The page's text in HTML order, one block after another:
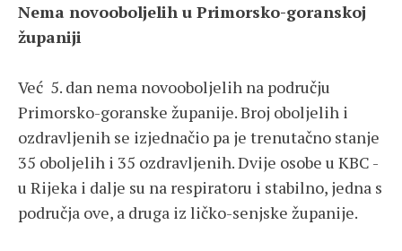
Nema novooboljelih u Primorsko-goranskoj
županiji
Već 5. dan nema novooboljelih na području
Primorsko-goranske županije. Broj oboljelih i
ozdravljenih se izjednačio pa je trenutačno stanje
35 oboljelih i 35 ozdravljenih. Dvije osobe u KBC -
u Rijeka i dalje su na respiratoru i stabilno, jedna s
područja ove, a druga iz ličko-senjske županije.